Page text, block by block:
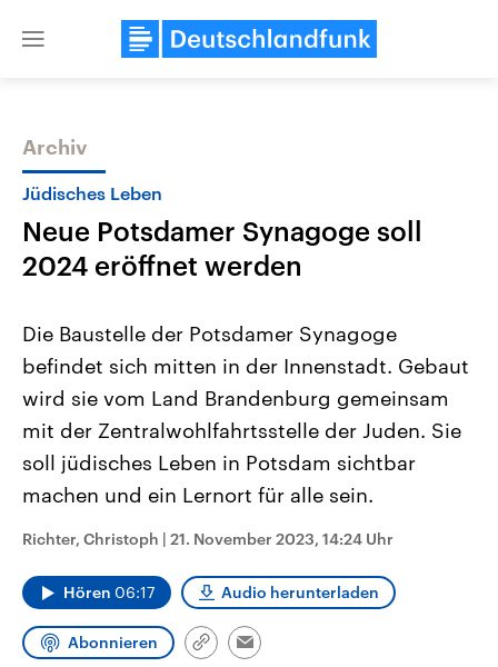
Close
Themen
Landtagswahl Sachsen-Anhalt
2026
Alle Informationen
Sachsen-Anhalt wählt am 6.
September 2026 einen neuen
Landtag. Seit 2021 wird das
Bundesland von einer Koalition aus
Umfragen, Prognosen,
Wahlprogramme, aktuelle Berichte
und Kandidaten der anstehenden
Wahl.
Aktuelle Beiträge,
Hintergründe
Wirtschaftlich und
gehören die Vereinigten
den mächtigsten Ländern
mit großem Einfluss auf
Archiv
Jüdisches Leben
Neue Potsdamer Synagoge soll
2024 eröffnet werden
Die Baustelle der Potsdamer Synagoge
befindet sich mitten in der Innenstadt. Gebaut
wird sie vom Land Brandenburg gemeinsam
mit der Zentralwohlfahrtsstelle der Juden. Sie
soll jüdisches Leben in Potsdam sichtbar
machen und ein Lernort für alle sein.
Richter, Christoph | 21. November 2023, 14:24 Uhr
Hören 06:17 Audio herunterladen
Abonnieren
Link
Email